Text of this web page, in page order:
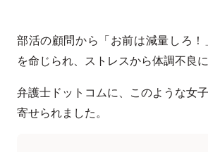
部活の顧問から「お前は減量しろ
を命じられ、ストレスから体調不良に
弁護士ドットコムに、このような女
寄せられました。